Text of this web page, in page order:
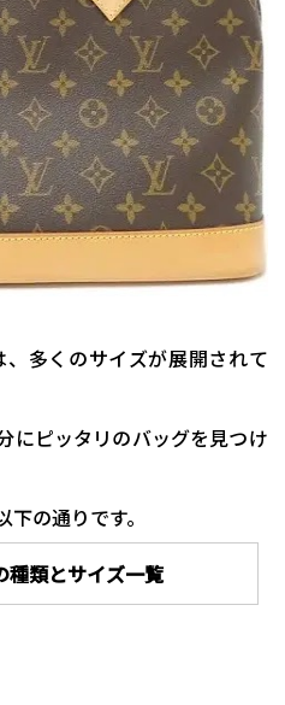
多くのサイズが展開されて
にピッタリのバッグを見つけ
の通りです。
種類とサイズ一覧